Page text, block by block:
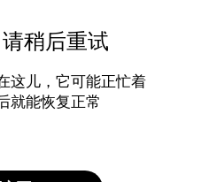
稍后重试
这儿，它可能正忙着
就能恢复正常